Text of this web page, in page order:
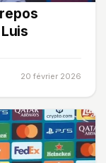
20 février 2026